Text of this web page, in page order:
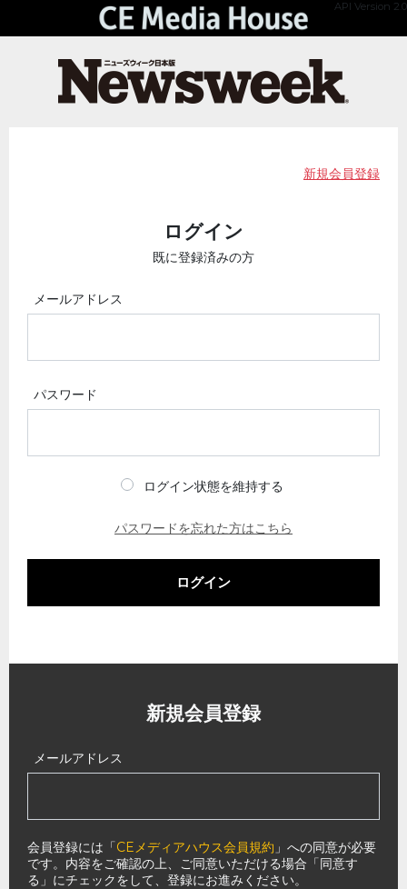
API Version 2.0
新規会員登録
ログイン
既に登録済みの方
メールアドレス
パスワード
ログイン状態を維持する
パスワードを忘れた方はこちら
ログイン
新規会員登録
メールアドレス
会員登録には「CEメディアハウス会員規約 」への同意が必要
です。内容をご確認の上、ご同意いただける場合「同意す
る」にチェックをして、登録にお進みください。